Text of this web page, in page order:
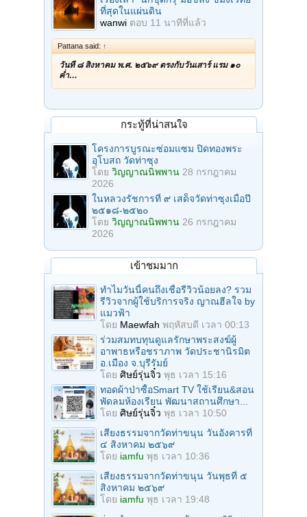
ที่สุดในแผ่นดิน
wanwi ตอบ 11 นาทีที่แล้ว
Pattana said: ↑
วันที่ ๘ สิงหาคม พ.ศ. ๒๕๖๙ ตรงกับวันเสาร์ แรม ๑๐
ค่ำ…
กระทู้ที่น่าสนใจ
โครงการบูรณะซ่อมแซม ปิดทองพระ
อุโบสถ วัดท่าซุง
โดย วิญญาณนิพพาน 28 กรกฎาคม
2026
ในหลวงรัชการที่ ๙ เสด็จวัดท่าซุงเมื่อปี
๒๕๑๘-๒๕๒๐
โดย วิญญาณนิพพาน 26 กรกฎาคม
2026
เข้าชมมาก
ทำไมวันนี้คนถึงเชื่อรีวิวน้อยลง? รวม
รีวิวจากผู้ใช้บริการจริง ญาณฮีลใจ by
แมวฟ้า
โดย Maewfah พฤหัสบดี เวลา 00:13
ร่วมสมทบทุนดูแลรักษาพระสงฆ์ผู้
อาพาธหรือชราภาพ วัดประชานิรมิต
อ.เมือง จ.บุรีรัมย์
โดย ศิษย์รุ่นจิ๋ว พุธ เวลา 15:16
ทอดผ้าป่าซื้อSmart TV ใช้เรียน&สอน
พัดลมห้องเรียน พัฒนาสถานศึกษา...
โดย ศิษย์รุ่นจิ๋ว พุธ เวลา 10:50
เสียงธรรมจากวัดท่าขนุน วันอังคารที่
๔ สิงหาคม ๒๕๖๙
โดย iamfu พุธ เวลา 10:36
เสียงธรรมจากวัดท่าขนุน วันพุธที่ ๕
สิงหาคม ๒๕๖๙
โดย iamfu พุธ เวลา 19:48